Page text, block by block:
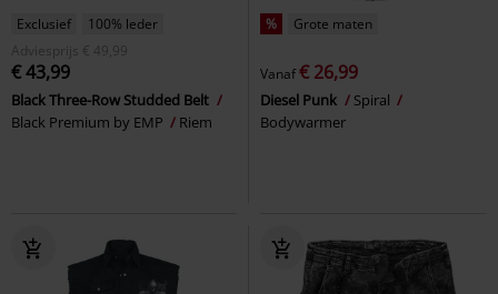
Exclusief
100% leder
Adviesprijs
€ 49,99
€ 43,99
Black Three-Row Studded Belt
Black Premium by EMP
Riem
% Grote maten
Vanaf€ 26,99
Diesel Punk
Spiral
Bodywarmer